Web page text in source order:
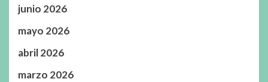
junio 2026
mayo 2026
abril 2026
marzo 2026